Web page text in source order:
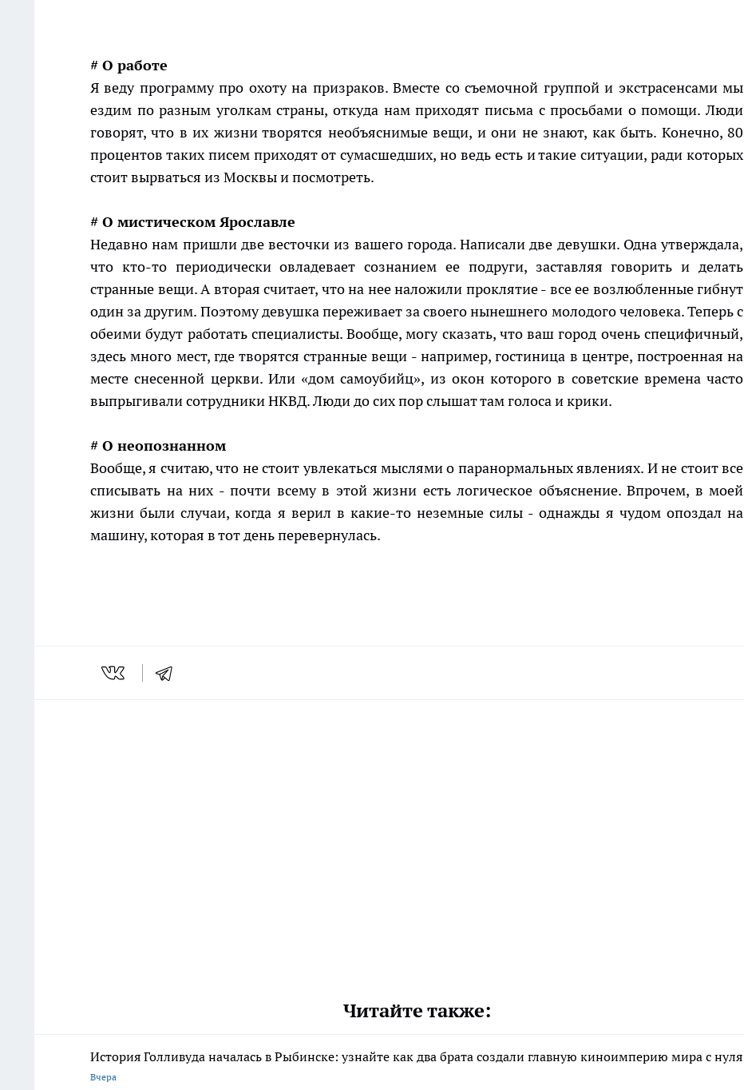
# О работе
Я веду программу про охоту на призраков. Вместе со съемочной группой и экстрасенсами мы
ездим по разным уголкам страны, откуда нам приходят письма с просьбами о помощи. Люди
говорят, что в их жизни творятся необъяснимые вещи, и они не знают, как быть. Конечно, 80
процентов таких писем приходят от сумасшедших, но ведь есть и такие ситуации, ради которых
стоит вырваться из Москвы и посмотреть.
# О мистическом Ярославле
Недавно нам пришли две весточки из вашего города. Написали две девушки. Одна утверждала,
что кто-то периодически овладевает сознанием ее подруги, заставляя говорить и делать
странные вещи. А вторая считает, что на нее наложили проклятие - все ее возлюбленные гибнут
один за другим. Поэтому девушка переживает за своего нынешнего молодого человека. Теперь с
обеими будут работать специалисты. Вообще, могу сказать, что ваш город очень специфичный,
здесь много мест, где творятся странные вещи - например, гостиница в центре, построенная на
месте снесенной церкви. Или «дом самоубийц», из окон которого в советские времена часто
выпрыгивали сотрудники НКВД. Люди до сих пор слышат там голоса и крики.
# О неопознанном
Вообще, я считаю, что не стоит увлекаться мыслями о паранормальных явлениях. И не стоит все
списывать на них - почти всему в этой жизни есть логическое объяснение. Впрочем, в моей
жизни были случаи, когда я верил в какие-то неземные силы - однажды я чудом опоздал на
машину, которая в тот день перевернулась.
Читайте также:
История Голливуда началась в Рыбинске: узнайте как два брата создали главную киноимперию мира с нуля
Вчера